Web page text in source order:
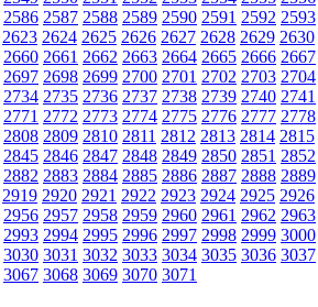
2586 2587 2588 2589 2590 2591 2592 2593
2623 2624 2625 2626 2627 2628 2629 2630
2660 2661 2662 2663 2664 2665 2666 2667
2697 2698 2699 2700 2701 2702 2703 2704
2734 2735 2736 2737 2738 2739 2740 2741
2771 2772 2773 2774 2775 2776 2777 2778
2808 2809 2810 2811 2812 2813 2814 2815
2845 2846 2847 2848 2849 2850 2851 2852
2882 2883 2884 2885 2886 2887 2888 2889
2919 2920 2921 2922 2923 2924 2925 2926
2956 2957 2958 2959 2960 2961 2962 2963
2993 2994 2995 2996 2997 2998 2999 3000
3030 3031 3032 3033 3034 3035 3036 3037
3067 3068 3069 3070 3071